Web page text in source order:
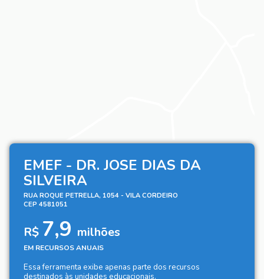
EMEF - DR. JOSE DIAS DA
SILVEIRA
RUA ROQUE PETRELLA, 1054 - VILA CORDEIRO
CEP 4581051
R$ 7,9 milhões
EM RECURSOS ANUAIS
Essa ferramenta exibe apenas parte dos recursos